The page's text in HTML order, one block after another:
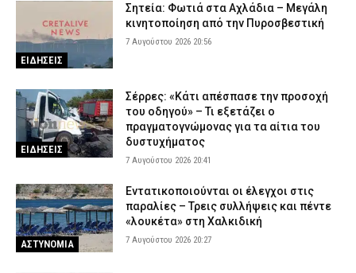
ΕΙΔΗΣΕΙΣ
Σητεία: Φωτιά στα Αχλάδια – Μεγάλη
κινητοποίηση από την Πυροσβεστική
7 Αυγούστου 2026 20:56
ΕΙΔΗΣΕΙΣ
Σέρρες: «Κάτι απέσπασε την προσοχή
του οδηγού» – Τι εξετάζει ο
πραγματογνώμονας για τα αίτια του
δυστυχήματος
7 Αυγούστου 2026 20:41
ΑΣΤΥΝΟΜΙΑ
Εντατικοποιούνται οι έλεγχοι στις
παραλίες – Τρεις συλλήψεις και πέντε
«λουκέτα» στη Χαλκιδική
7 Αυγούστου 2026 20:27